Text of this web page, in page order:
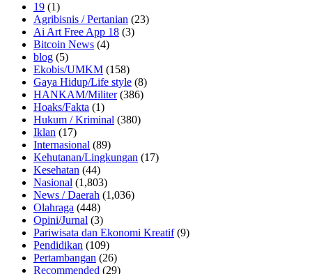
19 (1)
Agribisnis / Pertanian (23)
Ai Art Free App 18 (3)
Bitcoin News (4)
blog (5)
Ekobis/UMKM (158)
Gaya Hidup/Life style (8)
HANKAM/Militer(386)
Hoaks/Fakta (1)
Hukum / Kriminal (380)
Iklan (17)
Internasional (89)
Kehutanan/Lingkungan (17)
Kesehatan (44)
Nasional (1,803)
News / Daerah (1,036)
Olahraga (448)
Opini/Jurnal (3)
Pariwisata dan Ekonomi Kreatif(9)
Pendidikan (109)
Pertambangan (26)
Recommended (29)